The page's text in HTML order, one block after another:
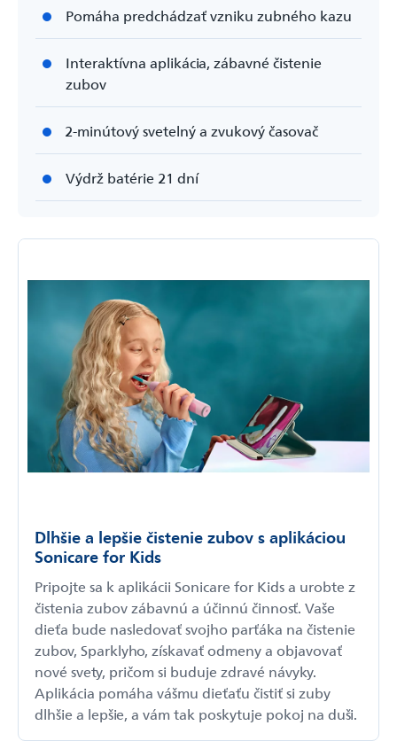
Pomáha predchádzať vzniku zubného kazu
Interaktívna aplikácia, zábavné čistenie
zubov
2-minútový svetelný a zvukový časovač
Výdrž batérie 21 dní
Dlhšie a lepšie čistenie zubov s aplikáciou
Sonicare for Kids
Pripojte sa k aplikácii Sonicare for Kids a urobte z
čistenia zubov zábavnú a účinnú činnosť. Vaše
dieťa bude nasledovať svojho parťáka na čistenie
zubov, Sparklyho, získavať odmeny a objavovať
nové svety, pričom si buduje zdravé návyky.
Aplikácia pomáha vášmu dieťaťu čistiť si zuby
dlhšie a lepšie, a vám tak poskytuje pokoj na duši.